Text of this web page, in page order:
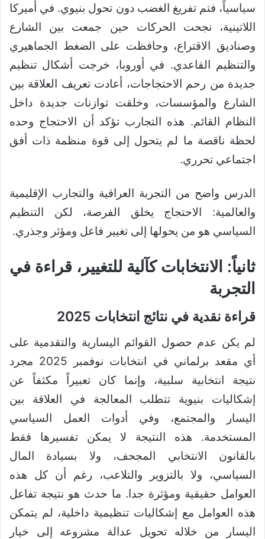
سياسياً، فتم تفريغ الغضب دون تحول بنيوي. في أميركا
اللاتينية، نجحت الحركات حين جمعت بين الشارع
وصناديق الاقتراع، وحافظت على الضغط الجماهيري
والتنظيم القاعدي. في أوروبا، خرجت أشكال تنظيم
جديدة من رحم الاحتجاجات، أعادت تعريف العلاقة بين
الشارع والمؤسسات، وخلقت توازنات جديدة داخل
النظام القائم. هذه التجارب تؤكد أن الاحتجاج وحده
لحظة ناقصة ما لم يتحول إلى قوة منظمة ذات أفق
اجتماعي تحرري.
الدرس واضح من التجربة العراقية والتجارب الإقليمية
والعالمية: الاحتجاج يخلق الفرصة، لكن التنظيم
السياسي هو من يحولها إلى تغيير فاعل ومؤثر وجذري.
ثانياً: الانتخابات كآلية للتغيير، قراءة في
التجربة
قراءة نقدية في نتائج انتخابات 2025
لم يكن عدم حصول القوائم اليسارية والتقدمية على
أي مقعد برلماني في انتخابات نوفمبر 2025 مجرد
نتيجة انتخابية سلبية، وإنما كان تعبيراً مكثفاً عن
إشكاليات بنيوية تتطلب المعالجة في العلاقة بين
اليسار والمجتمع، وفي أدوات العمل السياسي
المستخدمة. هذه النتيجة لا يمكن تفسيرها فقط
بالقانون الانتخابي المجحف، ولا بسيادة المال
السياسي، ولا بالتزوير والتلاعب، رغم أن كل هذه
العوامل حقيقية ومؤثرة جدا. ما حدث هو نتيجة تفاعل
هذه العوامل مع إشكاليات تنظيمية داخلية، لم يتمكن
اليسار من خلاله تحويل عدالة مشروعه إلى خيار